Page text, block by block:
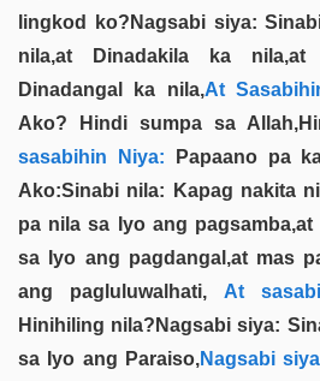
lingkod ko?Nagsabi siya:
nila,at Dinadakila ka
Dinadangal ka nila,At
Ako? Hindi sumpa sa
sasabihin Niya: Papaano pa
Ako:Sinabi nila: Kapag nakita
pa nila sa Iyo ang
sa Iyo ang pagdangal,at mas
ang pagluluwalhati, At
Hinihiling nila?Nagsabi siya:
sa Iyo ang Paraiso,Nagsabi